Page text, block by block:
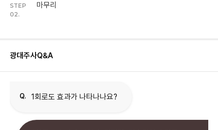
STEP
02.
마무리
광대주사Q&A
Q. 1회로도 효과가 나타나나요?